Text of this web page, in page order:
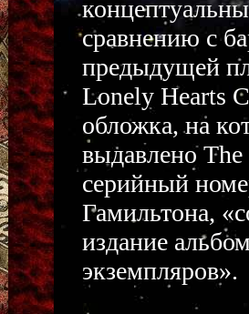
сравнению с
предыдущей
Lonely Hearts
обложка, на
выдавлено
серийный
Гамильтона,
издание
экземпляров».